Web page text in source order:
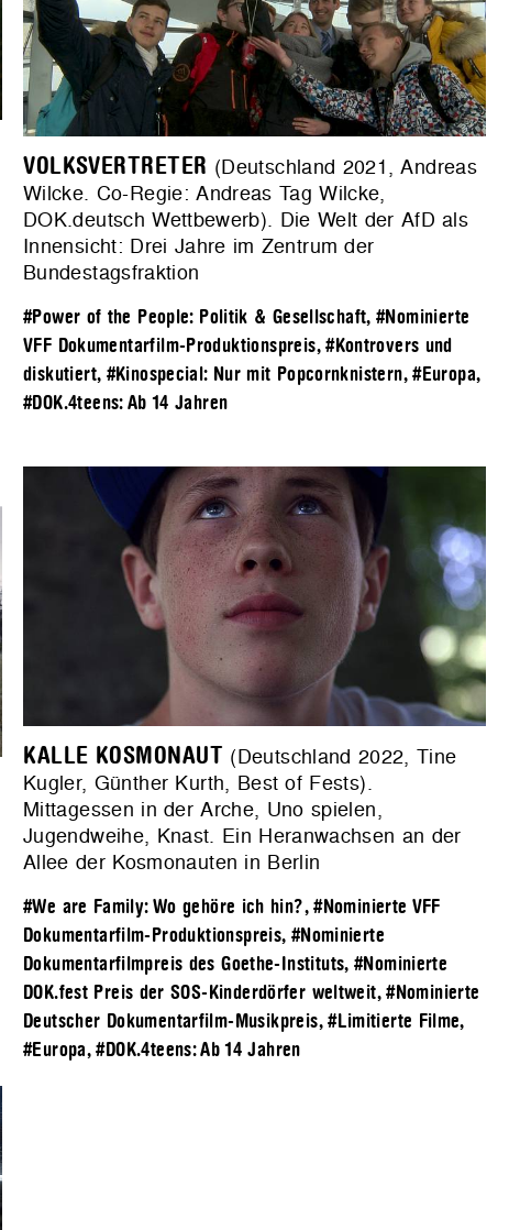
VOLKSVERTRETER (Deutschland 2021, Andreas
Wilcke. Co-Regie: Andreas Tag Wilcke,
DOK.deutsch Wettbewerb). Die Welt der AfD als
Innensicht: Drei Jahre im Zentrum der
Bundestagsfraktion
#Power of the People: Politik & Gesellschaft,#Nominierte
VFF Dokumentarfilm-Produktionspreis,#Kontrovers und
diskutiert, #Kinospecial: Nur mit Popcornknistern,#Europa,
#DOK.4teens: Ab 14 Jahren
KALLE KOSMONAUT (Deutschland 2022, Tine
Kugler, Günther Kurth, Best of Fests).
Mittagessen in der Arche, Uno spielen,
Jugendweihe, Knast. Ein Heranwachsen an der
Allee der Kosmonauten in Berlin
#We are Family: Wo gehöre ich hin?,#Nominierte VFF
Dokumentarfilm-Produktionspreis, #Nominierte
Dokumentarfilmpreis des Goethe-Instituts, #Nominierte
DOK.fest Preis der SOS-Kinderdörfer weltweit,#Nominierte
Deutscher Dokumentarfilm-Musikpreis,#Limitierte Filme,
#Europa,#DOK.4teens: Ab 14 Jahren